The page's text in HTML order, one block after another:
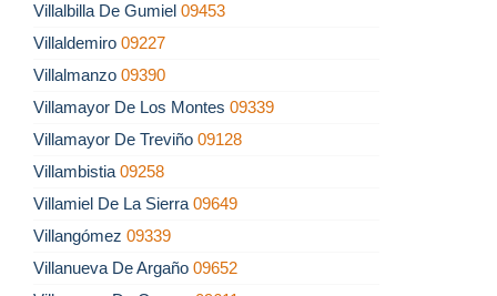
Villalbilla De Gumiel 09453
Villaldemiro 09227
Villalmanzo 09390
Villamayor De Los Montes 09339
Villamayor De Treviño 09128
Villambistia 09258
Villamiel De La Sierra 09649
Villangómez 09339
Villanueva De Argaño 09652